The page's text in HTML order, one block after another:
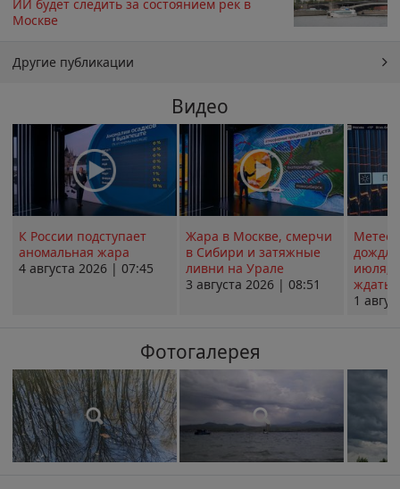
ИИ будет следить за состоянием рек в
Москве
Другие публикации
Видео
К России подступает
аномальная жара
4 августа 2026 | 07:45
Жара в Москве, смерчи
в Сибири и затяжные
ливни на Урале
3 августа 2026 | 08:51
июля;
ждать
1
Фотогалерея